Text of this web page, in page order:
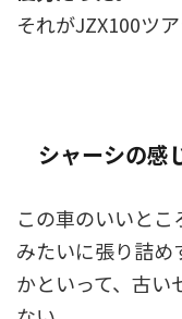
それがJZX100ツア
シャーシの感
この車のいいと
みたいに張り詰め
かといって、古い